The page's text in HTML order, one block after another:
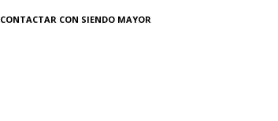
CONTACTAR CON SIENDO MAYOR